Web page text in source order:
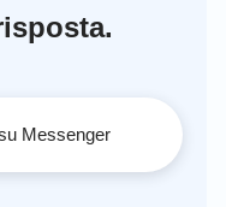
Messenger